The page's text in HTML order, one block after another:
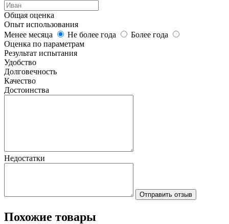
Общая оценка
Опыт использования
Менее месяца
Не более года
Более года
Оценка по параметрам
Результат испытания
Удобство
Долговечность
Качество
Достоинства
Недостатки
Отправить отзыв
Похожие товары